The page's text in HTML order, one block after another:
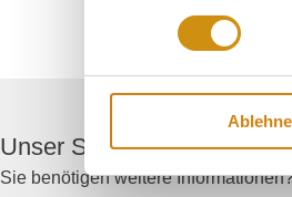
Unser Servicekontakt:
Sie benötigen weitere